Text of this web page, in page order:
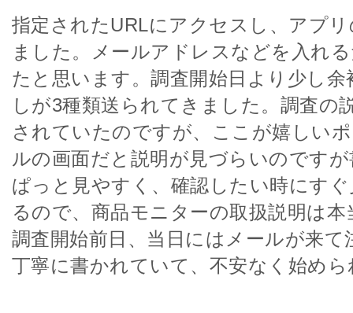
指定されたURLにアクセスし、アプ
ました。メールアドレスなどを入れ
たと思います。調査開始日より少し
しが3種類送られてきました。調査の
されていたのですが、ここが嬉しい
ルの画面だと説明が見づらいのです
ぱっと見やすく、確認したい時にす
るので、商品モニターの取扱説明は
調査開始前日、当日にはメールが来て
丁寧に書かれていて、不安なく始め